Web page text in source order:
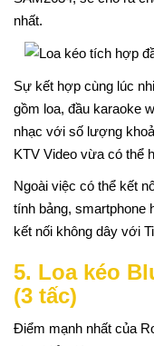
nhất.
Sự kết hợp cùng lúc
gồm loa, đầu karaoke
nhạc với số lượng
KTV Video vừa có thể
Ngoài việc có thể kết
tính bảng, smartphone
kết nối không dây với
5. Loa kéo
(3 tấc)
Điểm mạnh nhất của